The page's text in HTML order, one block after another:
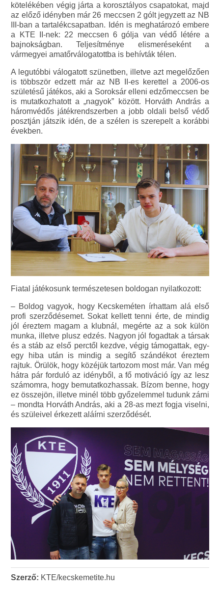
kötelékében végig járta a korosztályos csapatokat, majd
az előző idényben már 26 meccsen 2 gólt jegyzett az NB
III-ban a tartalékcsapatban. Idén is meghatározó embere
a KTE II-nek: 22 meccsen 6 gólja van védő létére a
bajnokságban. Teljesítménye elismeréseként a
vármegyei amatőrválogatottba is behívták télen.
A legutóbbi válogatott szünetben, illetve azt megelőzően
is többször edzett már az NB II-es kerettel a 2006-os
születésű játékos, aki a Soroksár elleni edzőmeccsen be
is mutatkozhatott a „nagyok” között. Horváth András a
háromvédős játékrendszerben a jobb oldali belső védő
posztján játszik idén, de a szélen is szerepelt a korábbi
években.
Fiatal játékosunk természetesen boldogan nyilatkozott:
– Boldog vagyok, hogy Kecskeméten írhattam alá első
profi szerződésemet. Sokat kellett tenni érte, de mindig
jól éreztem magam a klubnál, megérte az a sok külön
munka, illetve plusz edzés. Nagyon jól fogadtak a társak
és a stáb az első perctől kezdve, végig támogattak, egy-
egy hiba után is mindig a segítő szándékot éreztem
rajtuk. Örülök, hogy közéjük tartozom most már. Van még
hátra pár forduló az idényből, a fő motiváció így az lesz
számomra, hogy bemutatkozhassak. Bízom benne, hogy
ez összejön, illetve minél több győzelemmel tudunk zárni
– mondta Horváth András, aki a 28-as mezt fogja viselni,
és szüleivel érkezett aláírni szerződését.
Szerző: KTE/kecskemetite.hu